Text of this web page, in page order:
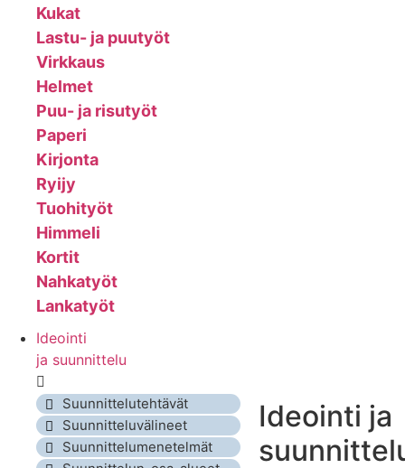
Kukat
Lastu- ja puutyöt
Virkkaus
Helmet
Puu- ja risutyöt
Paperi
Kirjonta
Ryijy
Tuohityöt
Himmeli
Kortit
Nahkatyöt
Lankatyöt
Ideointi
ja suunnittelu
Suunnittelutehtävät
Suunnitteluvälineet
Suunnittelumenetelmät
Ideointi ja